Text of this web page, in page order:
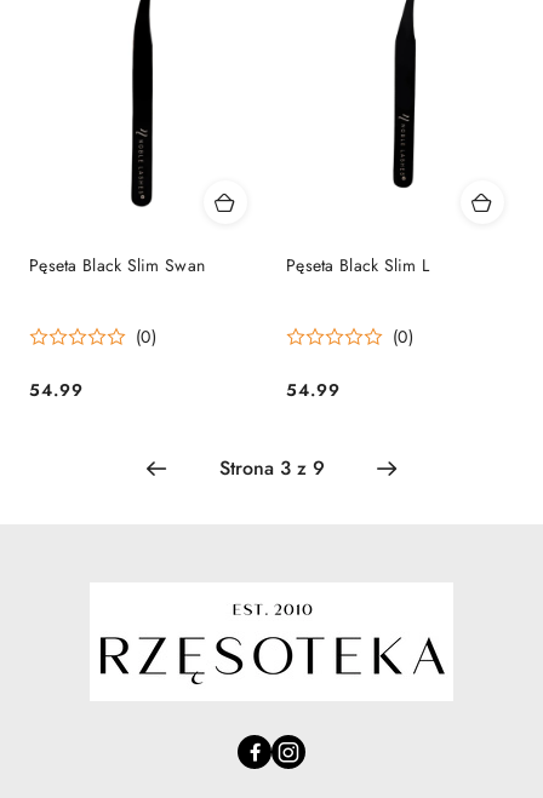
Pęseta Black Slim Swan
(0)
Cena:
54.99
Pęseta Black Slim L
(0)
Cena:
54.99